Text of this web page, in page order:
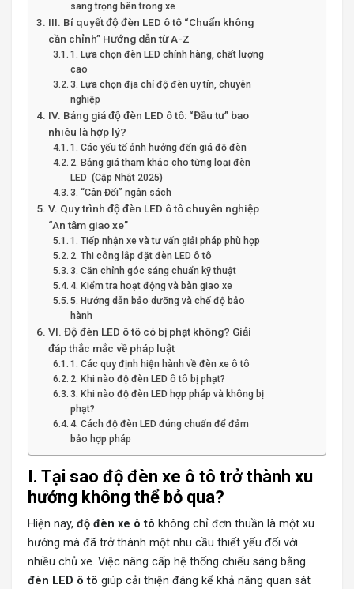
sang trọng bên trong xe
III. Bí quyết độ đèn LED ô tô “Chuẩn không
cần chỉnh” Hướng dẫn từ A-Z
1. Lựa chọn đèn LED chính hàng, chất lượng
cao
3. Lựa chọn địa chỉ độ đèn uy tín, chuyên
nghiệp
IV. Bảng giá độ đèn LED ô tô: “Đầu tư” bao
nhiêu là hợp lý?
1. Các yếu tố ảnh hưởng đến giá độ đèn
2. Bảng giá tham khảo cho từng loại đèn
LED (Cập Nhật 2025)
3. “Cân Đối” ngân sách
V. Quy trình độ đèn LED ô tô chuyên nghiệp
“An tâm giao xe”
1. Tiếp nhận xe và tư vấn giải pháp phù hợp
2. Thi công lắp đặt đèn LED ô tô
3. Căn chỉnh góc sáng chuẩn kỹ thuật
4. Kiểm tra hoạt động và bàn giao xe
5. Hướng dẫn bảo dưỡng và chế độ bảo
hành
VI. Độ đèn LED ô tô có bị phạt không? Giải
đáp thắc mắc về pháp luật
1. Các quy định hiện hành về đèn xe ô tô
2. Khi nào độ đèn LED ô tô bị phạt?
3. Khi nào độ đèn LED hợp pháp và không bị
phạt?
4. Cách độ đèn LED đúng chuẩn để đảm
bảo hợp pháp
I. Tại sao độ đèn xe ô tô trở thành xu
hướng không thể bỏ qua?
Hiện nay, độ đèn xe ô tô không chỉ đơn thuần là một xu
hướng mà đã trở thành một nhu cầu thiết yếu đối với
nhiều chủ xe. Việc nâng cấp hệ thống chiếu sáng bằng
đèn LED ô tô giúp cải thiện đáng kể khả năng quan sát